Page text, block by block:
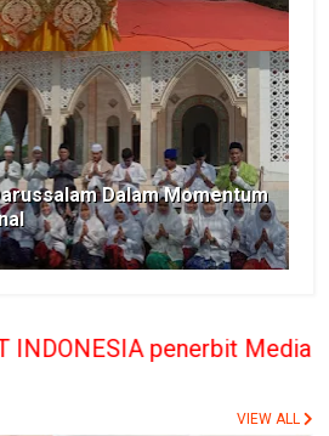
Dalam Momentum
Media Berita
VIEW ALL